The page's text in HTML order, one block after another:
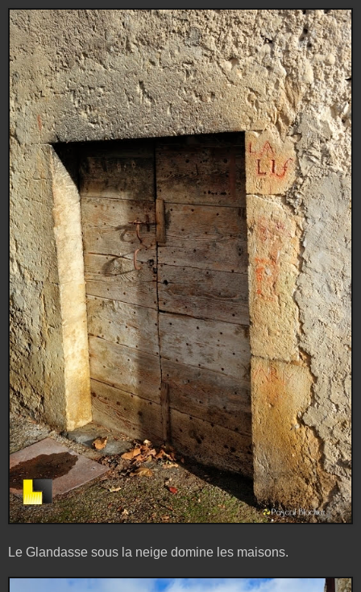
Le Glandasse sous la neige domine les maisons.